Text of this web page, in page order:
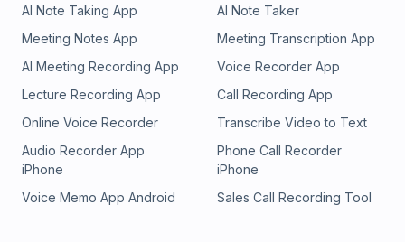
AI Note Taking App
AI Note Taker
Meeting Notes App
Meeting Transcription App
AI Meeting Recording App
Voice Recorder App
Lecture Recording App
Call Recording App
Online Voice Recorder
Transcribe Video to Text
Audio Recorder App
iPhone
Phone Call Recorder
iPhone
Voice Memo App Android
Sales Call Recording Tool